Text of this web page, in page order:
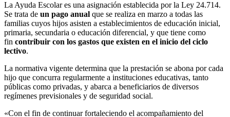
La Ayuda Escolar es una asignación establecida por la Ley 24.714.
Se trata de un pago anual que se realiza en marzo a todas las
familias cuyos hijos asisten a establecimientos de educación inicial,
primaria, secundaria o educación diferencial, y que tiene como
fin contribuir con los gastos que existen en el inicio del ciclo
lectivo.
La normativa vigente determina que la prestación se abona por cada
hijo que concurra regularmente a instituciones educativas, tanto
públicas como privadas, y abarca a beneficiarios de diversos
regímenes previsionales y de seguridad social.
«Con el fin de continuar fortaleciendo el acompañamiento del